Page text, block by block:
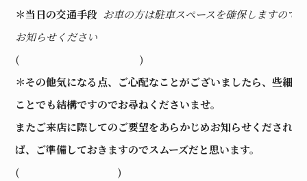
＊当日の交通手段 お車の方は駐車スペースを確保しますので
お知らせください
( )
＊その他気になる点、ご心配なことがございましたら、些細な
ことでも結構ですのでお尋ねくださいませ。
またご来店に際してのご要望をあらかじめお知らせくだされ
ば、ご準備しておきますのでスムーズだと思います。
( )